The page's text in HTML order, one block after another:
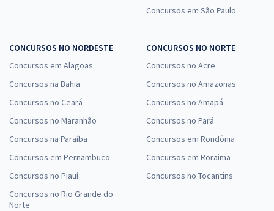
Concursos em São Paulo
CONCURSOS NO NORDESTE
Concursos em Alagoas
Concursos na Bahia
Concursos no Ceará
Concursos no Maranhão
Concursos na Paraíba
Concursos em Pernambuco
Concursos no Piauí
Concursos no Rio Grande do
Norte
CONCURSOS NO NORTE
Concursos no Acre
Concursos no Amazonas
Concursos no Amapá
Concursos no Pará
Concursos em Rondônia
Concursos em Roraima
Concursos no Tocantins